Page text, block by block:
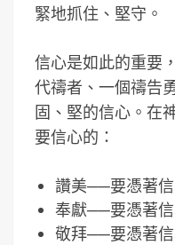
緊地抓住、堅守。
信心是如此的重要
代禱者、一個禱告
固、堅的信心。在
要信心的：
讚美──要憑著信
奉獻──要憑著信
敬拜──要憑著信